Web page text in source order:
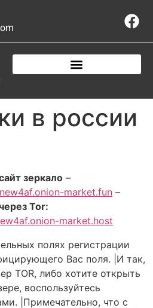
в россии
зеркало –
market.fun –
Tor:
market.host
полях регистрации
Вас поля. |И так,
TOR, либо хотите открыть
воспользуйтесь
|Примечательно, что с